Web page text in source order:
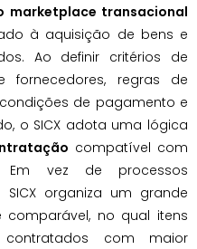
marketplace transacional
à aquisição de bens e
Ao definir critérios de
fornecedores, regras de
de pagamento e
o SICX adota uma lógica
compatível com
Em vez de processos
SICX organiza um grande
no qual itens
com maior